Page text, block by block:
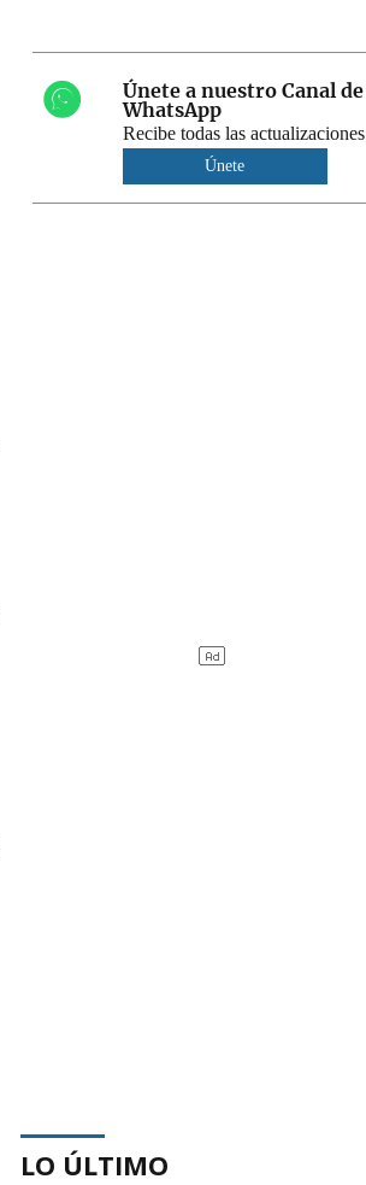
Únete a nuestro Canal de
WhatsApp
Recibe todas las actualizaciones
Únete
LO ÚLTIMO